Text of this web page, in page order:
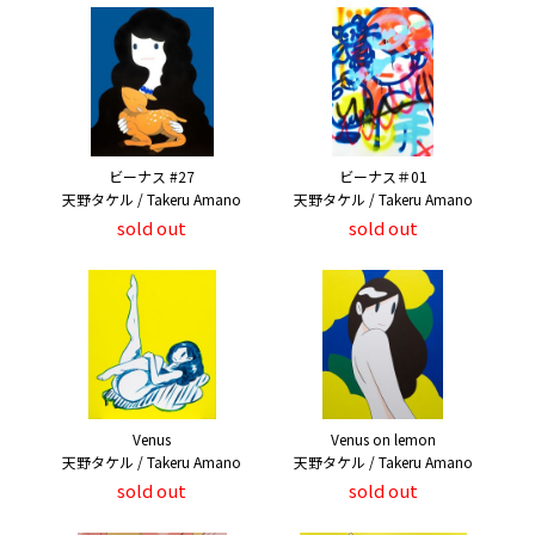
ビーナス #27
天野タケル / Takeru Amano
sold out
ビーナス＃01
天野タケル / Takeru Amano
sold out
Venus
天野タケル / Takeru Amano
sold out
Venus on lemon
天野タケル / Takeru Amano
sold out